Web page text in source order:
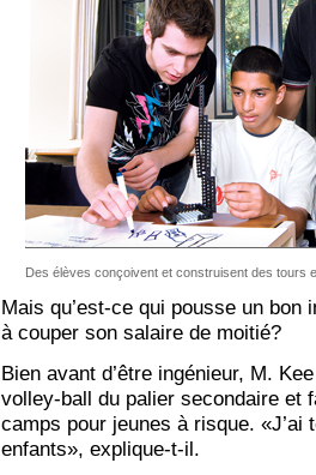
Des élèves conçoivent et construisent des tours
Mais qu’est-ce qui pousse un
à couper son salaire de moitié?
Bien avant d’être ingénieur, M.
volley-ball du palier secondaire et
camps pour jeunes à risque.
enfants», explique-t-il.